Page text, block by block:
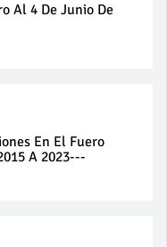
Al 4 De Junio De
En El Fuero
A 2023---